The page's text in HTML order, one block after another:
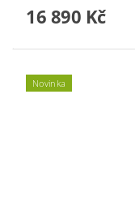
16 890 Kč
Novinka